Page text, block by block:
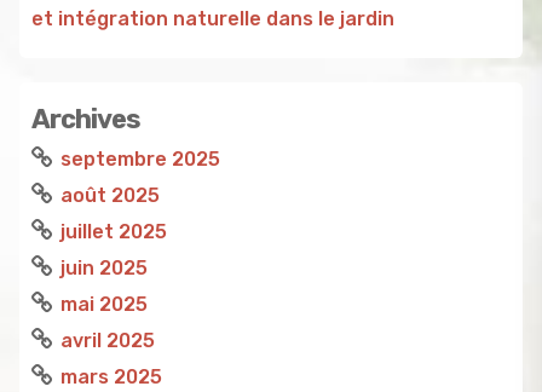
et intégration naturelle dans le jardin
Archives
septembre 2025
août 2025
juillet 2025
juin 2025
mai 2025
avril 2025
mars 2025